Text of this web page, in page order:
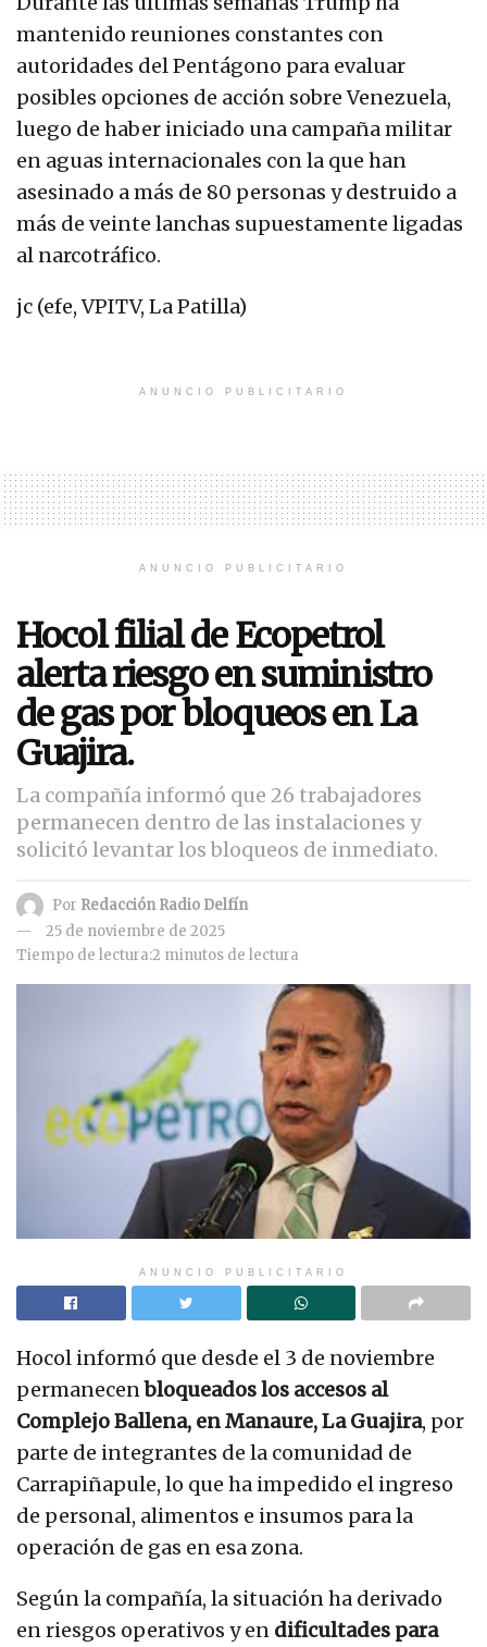
mantenido reuniones constantes con
autoridades del Pentágono para evaluar
posibles opciones de acción sobre Venezuela,
luego de haber iniciado una campaña militar
en aguas internacionales con la que han
asesinado a más de 80 personas y destruido a
más de veinte lanchas supuestamente ligadas
al narcotráfico.
jc (efe, VPITV, La Patilla)
ANUNCIO PUBLICITARIO
ANUNCIO PUBLICITARIO
Hocol filial de Ecopetrol
alerta riesgo en suministro
de gas por bloqueos en La
Guajira.
La compañía informó que 26 trabajadores
permanecen dentro de las instalaciones y
solicitó levantar los bloqueos de inmediato.
Por Redacción Radio Delfín
25 de noviembre de 2025
Tiempo de lectura:2 minutos de lectura
ANUNCIO PUBLICITARIO
Hocol informó que desde el 3 de noviembre
permanecenbloqueados los accesos al
Complejo Ballena, en Manaure, La Guajira, por
parte de integrantes de la comunidad de
Carrapiñapule, lo que ha impedido el ingreso
de personal, alimentos e insumos para la
operación de gas en esa zona.
Según la compañía, la situación ha derivado
en riesgos operativos y en dificultades para